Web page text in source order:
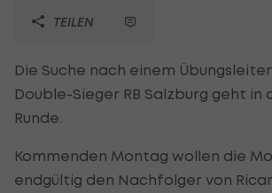
TEILEN
Die Suche nach einem
Double-Sieger RB Salzburg geht in
Runde.
Kommenden Montag wollen die
endgültig den Nachfolger von